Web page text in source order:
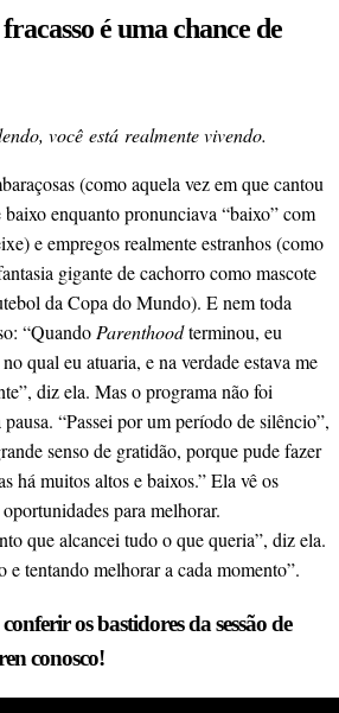
é uma chance de
você está realmente vivendo.
(como aquela vez em que cantou
enquanto pronunciava “baixo” com
e empregos realmente estranhos (como
gigante de cachorro como mascote
da Copa do Mundo). E nem toda
“QuandoParenthoodterminou, eu
qual eu atuaria, e na verdade estava me
diz ela. Mas o programa não foi
“Passei por um período de silêncio”,
senso de gratidão, porque pude fazer
há muitos altos e baixos.” Ela vê os
para melhorar.
que alcancei tudo o que queria”, diz ela.
e tentando melhorar a cada momento”.
os bastidores da sessão de
conosco!